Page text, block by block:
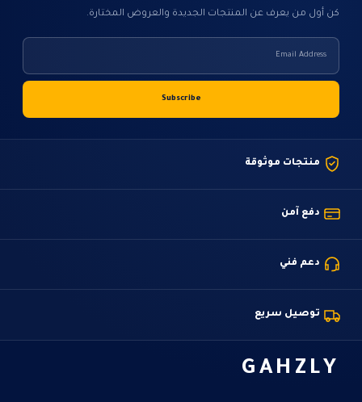
كن أول من يعرف عن المنتجات الجديدة والعروض المختارة.
منتجات موثوقة
دفع آمن
دعم فني
توصيل سريع
GAHZLY